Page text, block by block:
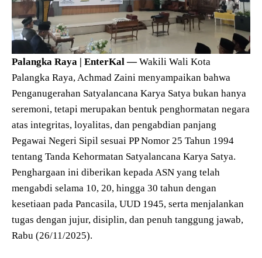
Palangka Raya | EnterKal —Wakili Wali Kota
Palangka Raya, Achmad Zaini menyampaikan bahwa
Penganugerahan Satyalancana Karya Satya bukan hanya
seremoni, tetapi merupakan bentuk penghormatan negara
atas integritas, loyalitas, dan pengabdian panjang
Pegawai Negeri Sipil sesuai PP Nomor 25 Tahun 1994
tentang Tanda Kehormatan Satyalancana Karya Satya.
Penghargaan ini diberikan kepada ASN yang telah
mengabdi selama 10, 20, hingga 30 tahun dengan
kesetiaan pada Pancasila, UUD 1945, serta menjalankan
tugas dengan jujur, disiplin, dan penuh tanggung jawab,
Rabu (26/11/2025).